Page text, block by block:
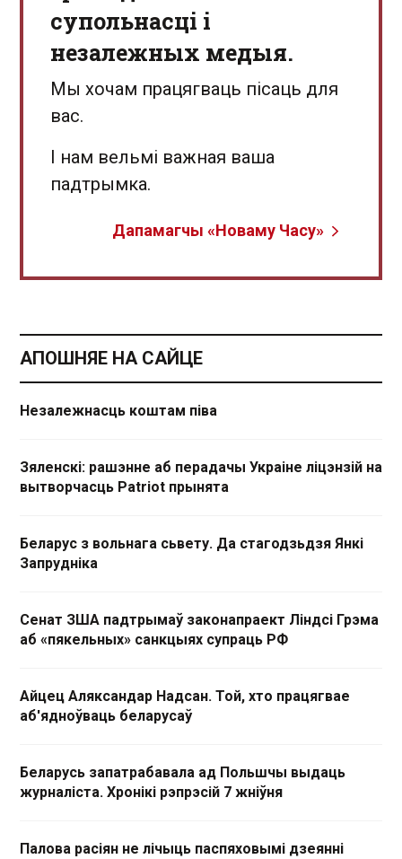
супольнасці і
незалежных медыя.
Мы хочам працягваць пісаць для
вас.
І нам вельмі важная ваша
падтрымка.
Дапамагчы «Новаму Часу»
АПОШНЯЕ НА САЙЦЕ
Незалежнасць коштам піва
Зяленскі: рашэнне аб перадачы Украіне ліцэнзій на
вытворчасць Patriot прынята
Беларус з вольнага сьвету. Да стагодзьдзя Янкі
Запрудніка
Сенат ЗША падтрымаў законапраект Ліндсі Грэма
аб «пякельных» санкцыях супраць РФ
Айцец Аляксандар Надсан. Той, хто працягвае
аб'ядноўваць беларусаў
Беларусь запатрабавала ад Польшчы выдаць
журналіста. Хронікі рэпрэсій 7 жніўня
Палова расіян не лічыць паспяховымі дзеянні